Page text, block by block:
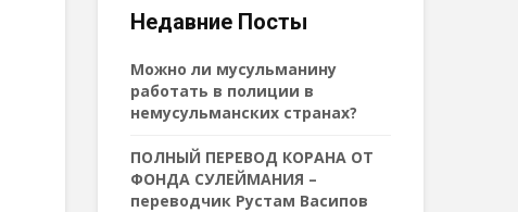
Недавние Посты
Можно ли мусульманину
работать в полиции в
немусульманских странах?
ПОЛНЫЙ ПЕРЕВОД КОРАНА ОТ
ФОНДА СУЛЕЙМАНИЯ –
переводчик Рустам Васипов